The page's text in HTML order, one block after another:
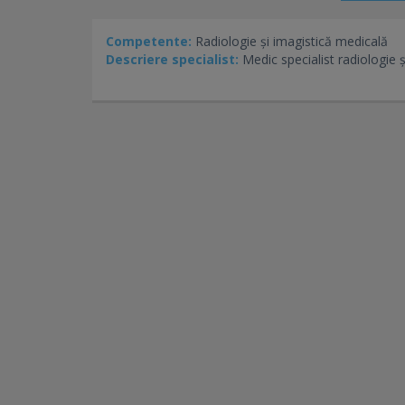
Competente: Radiologie și imagistică medicală
Descriere specialist: Medic specialist radiologie